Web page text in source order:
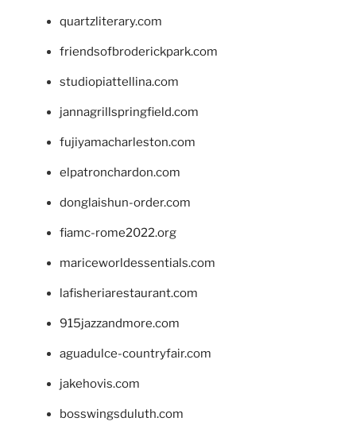
quartzliterary.com
friendsofbroderickpark.com
studiopiattellina.com
jannagrillspringfield.com
fujiyamacharleston.com
elpatronchardon.com
donglaishun-order.com
fiamc-rome2022.org
mariceworldessentials.com
lafisheriarestaurant.com
915jazzandmore.com
aguadulce-countryfair.com
jakehovis.com
bosswingsduluth.com